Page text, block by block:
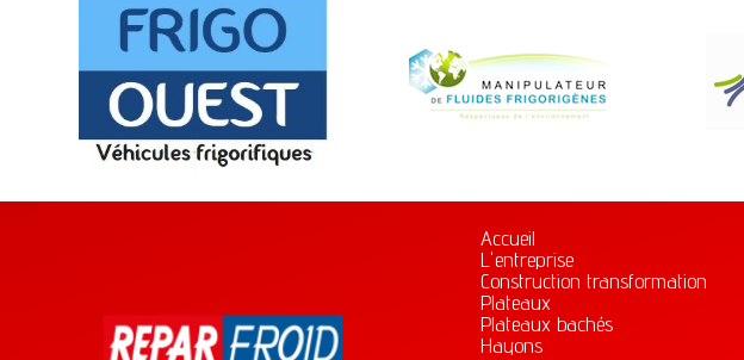
Accueil
L'entreprise
Construction transformation
Plateaux
Plateaux bachés
Hayons